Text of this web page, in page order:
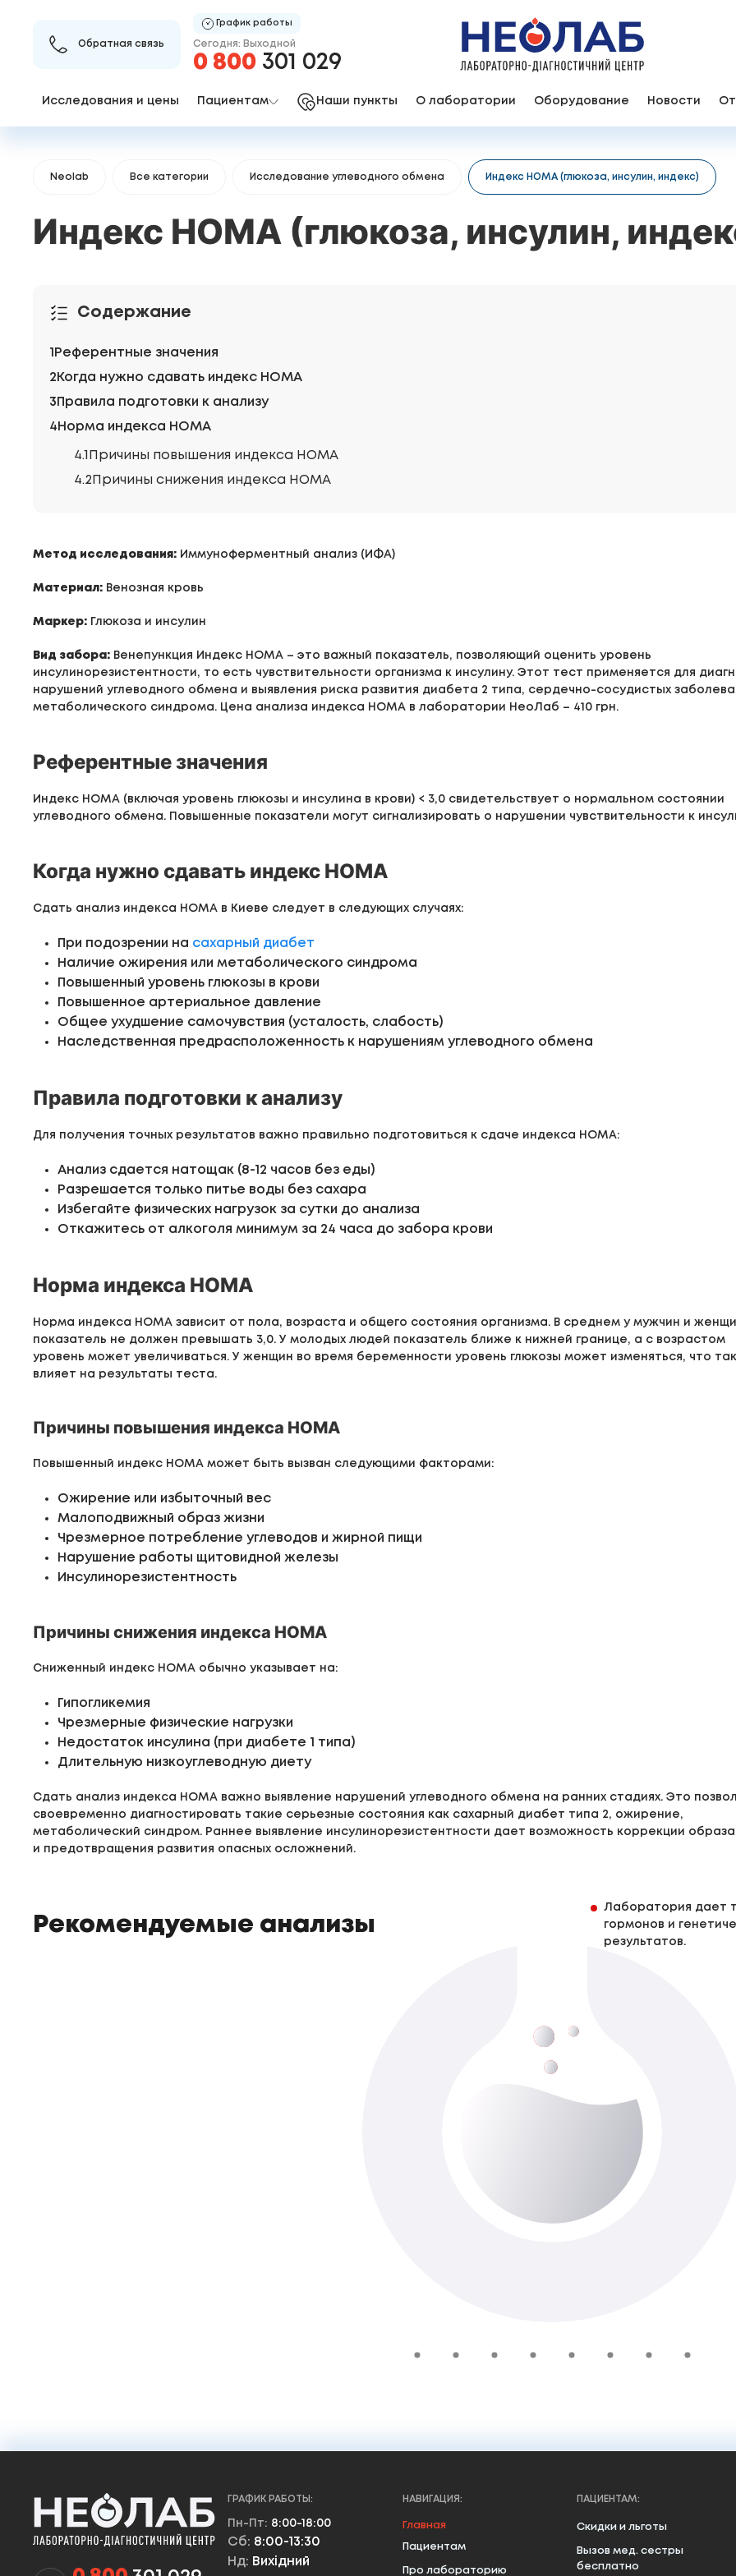
Обратная связь
График работы
Сегодня: Выходной
0 800 301 029
Исследования и цены Пациентам Наши пункты О лаборатории Оборудование Новости
Neolab Все категории Исследование углеводного обмена Индекс HOMA (глюкоза, инсулин, индекс)
Индекс HOMA (глюкоза, инсулин,
Содержание
Референтные значения
Когда нужно сдавать индекс HOMA
Правила подготовки к анализу
Норма индекса HOMA
Причины повышения индекса HOMA
Причины снижения индекса HOMA
Метод исследования: Иммуноферментный анализ (ИФА)
Материал: Венозная кровь
Маркер: Глюкоза и инсулин
Вид забора: Венепункция Индекс HOMA – это важный показатель, позволяющий оценить уровень
инсулинорезистентности, то есть чувствительности организма к инсулину. Этот тест применяется для
нарушений углеводного обмена и выявления риска развития диабета 2 типа, сердечно-сосудистых
метаболического синдрома. Цена анализа индекса HOMA в лаборатории НеоЛаб – 410 грн.
Референтные значения
Индекс HOMA (включая уровень глюкозы и инсулина в крови) < 3,0 свидетельствует о нормальном состоянии
углеводного обмена. Повышенные показатели могут сигнализировать о нарушении чувствительности к
Когда нужно сдавать индекс HOMA
Сдать анализ индекса HOMA в Киеве следует в следующих случаях:
При подозрении на сахарный диабет
Наличие ожирения или метаболического синдрома
Повышенный уровень глюкозы в крови
Повышенное артериальное давление
Общее ухудшение самочувствия (усталость, слабость)
Наследственная предрасположенность к нарушениям углеводного обмена
Правила подготовки к анализу
Для получения точных результатов важно правильно подготовиться к сдаче индекса HOMA:
Анализ сдается натощак (8-12 часов без еды)
Разрешается только питье воды без сахара
Избегайте физических нагрузок за сутки до анализа
Откажитесь от алкоголя минимум за 24 часа до забора крови
Норма индекса HOMA
Норма индекса HOMA зависит от пола, возраста и общего состояния организма. В среднем у мужчин и
показатель не должен превышать 3,0. У молодых людей показатель ближе к нижней границе, а с возрастом
уровень может увеличиваться. У женщин во время беременности уровень глюкозы может изменяться, что
влияет на результаты теста.
Причины повышения индекса HOMA
Повышенный индекс HOMA может быть вызван следующими факторами:
Ожирение или избыточный вес
Малоподвижный образ жизни
Чрезмерное потребление углеводов и жирной пищи
Нарушение работы щитовидной железы
Инсулинорезистентность
Причины снижения индекса HOMA
Сниженный индекс HOMA обычно указывает на:
Гипогликемия
Чрезмерные физические нагрузки
Недостаток инсулина (при диабете 1 типа)
Длительную низкоуглеводную диету
Сдать анализ индекса HOMA важно выявление нарушений углеводного обмена на ранних стадиях. Это
своевременно диагностировать такие серьезные состояния как сахарный диабет типа 2, ожирение,
метаболический синдром. Раннее выявление инсулинорезистентности дает возможность коррекции
и предотвращения развития опасных осложнений.
Рекомендуемые анализы
Лаборатория дает
гормонов и
результатов.
Глюкоза (сыворотка крови)
ГРАФИК РАБОТЫ:
Пн-Пт: 8:00-18:00
Сб: 8:00-13:30
Нд: Вихідний
НАВИГАЦИЯ:
Главная
Пациентам
Про лабораторию
ПАЦИЕНТАМ:
Скидки и льготы
Вызов мед. сестры
бесплатно